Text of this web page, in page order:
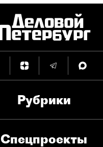
Рубрики
Спец­проекты